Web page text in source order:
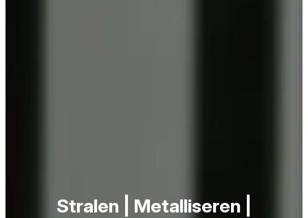
Stralen | Metalliseren |